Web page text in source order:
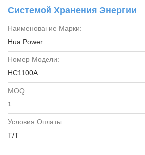
Системой Хранения Энергии
Наименование Марки:
Hua Power
Номер Модели:
HC1100A
MOQ:
1
Условия Оплаты:
T/T